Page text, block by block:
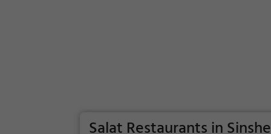
Salat Restaurants in